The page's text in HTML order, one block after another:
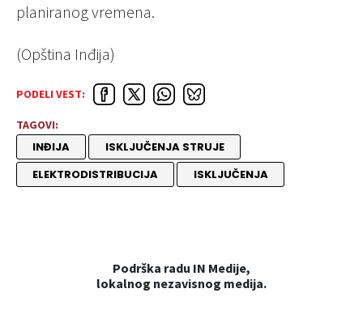
planiranog vremena.
(Opština Inđija)
PODELI VEST:
TAGOVI:
INĐIJA
ISKLJUČENJA STRUJE
ELEKTRODISTRIBUCIJA
ISKLJUČENJA
Podrška radu IN Medije,
lokalnog nezavisnog medija.